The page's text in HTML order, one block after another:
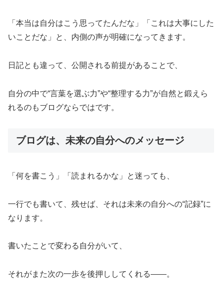
「本当は自分はこう思ってたんだな」「これは大事にした
いことだな」と、内側の声が明確になってきます。
日記とも違って、公開される前提があることで、
自分の中で“言葉を選ぶ力”や“整理する力”が自然と鍛えら
れるのもブログならではです。
ブログは、未来の自分へのメッセージ
「何を書こう」「読まれるかな」と迷っても、
一行でも書いて、残せば、それは未来の自分への“記録”に
なります。
書いたことで変わる自分がいて、
それがまた次の一歩を後押ししてくれる――。